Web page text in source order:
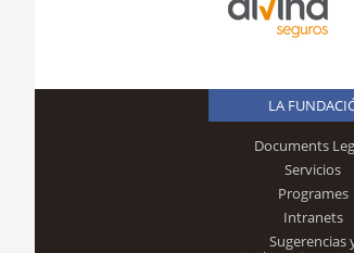
LA
Documents
Servicios
Programes
Intranets
Sugerencias